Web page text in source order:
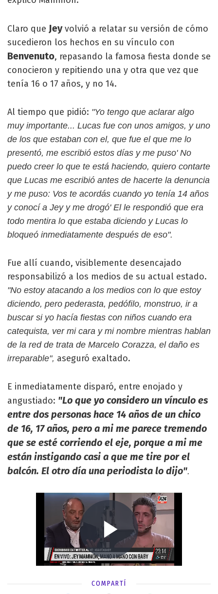
Claro que Jeyvolvió a relatar su versión de cómo
sucedieron los hechos en su vínculo con
Benvenuto, repasando la famosa fiesta donde se
conocieron y repitiendo una y otra que vez que
tenía 16 o 17 años, y no 14.
Al tiempo que pidió: "Yo tengo que aclarar algo
muy importante... Lucas fue con unos amigos, y uno
de los que estaban con el, que fue el que me lo
presentó, me escribió estos días y me puso' No
puedo creer lo que te está haciendo, quiero contarte
que Lucas me escribió antes de hacerte la denuncia
y me puso: Vos te acordás cuando yo tenía 14 años
y conocí a Jey y me drogó' El le respondió que era
todo mentira lo que estaba diciendo y Lucas lo
bloqueó inmediatamente después de eso".
Fue allí cuando, visiblemente desencajado
responsabilizó a los medios de su actual estado.
"No estoy atacando a los medios con lo que estoy
diciendo, pero pederasta, pedófilo, monstruo, ir a
buscar si yo hacía fiestas con niños cuando era
catequista, ver mi cara y mi nombre mientras hablan
de la red de trata de Marcelo Corazza, el daño es
irreparable", aseguró exaltado.
E inmediatamente disparó, entre enojado y
angustiado: "Lo que yo considero un vínculo es
entre dos personas hace 14 años de un chico
de 16, 17 años, pero a mi me parece tremendo
que se esté corriendo el eje, porque a mi me
están instigando casi a que me tire por el
balcón. El otro día una periodista lo dijo".
COMPARTÍ